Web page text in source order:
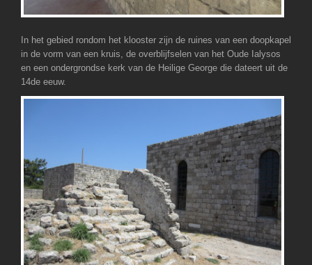
In het gebied rondom het klooster zijn de ruines van een doopkapel
in de vorm van een kruis, de overblijfselen van het Oude Ialysos
en een ondergrondse kerk van de Heilige George die dateert uit de
14de eeuw.